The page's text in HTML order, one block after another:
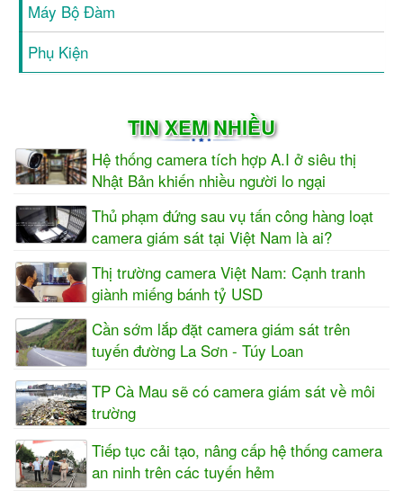
Máy Bộ Đàm
Phụ Kiện
TIN XEM NHIỀU
Hệ thống camera tích hợp A.I ở siêu thị
Nhật Bản khiến nhiều người lo ngại
Thủ phạm đứng sau vụ tấn công hàng loạt
camera giám sát tại Việt Nam là ai?
Thị trường camera Việt Nam: Cạnh tranh
giành miếng bánh tỷ USD
Cần sớm lắp đặt camera giám sát trên
tuyến đường La Sơn - Túy Loan
TP Cà Mau sẽ có camera giám sát về môi
trường
Tiếp tục cải tạo, nâng cấp hệ thống camera
an ninh trên các tuyến hẻm